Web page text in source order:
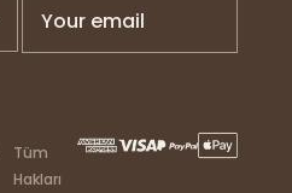
Your email
Tüm
Hakları